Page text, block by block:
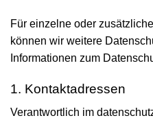
Für einzelne oder
können wir weitere
Informationen zum
1. Kontakt­adressen
Verantwortlich im